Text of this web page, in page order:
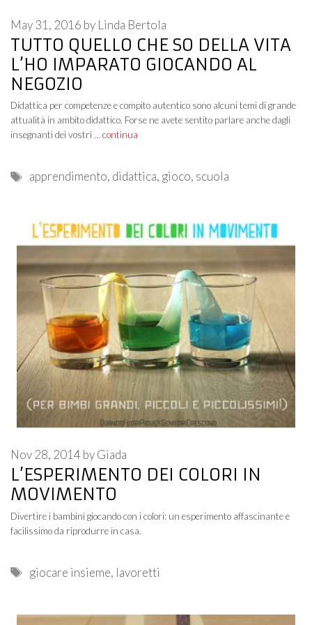
TUTTO QUELLO CHE SO DELLA VITA
L’HO IMPARATO GIOCANDO AL
NEGOZIO
May 31, 2016 by Linda Bertola
Didattica per competenze e compito autentico sono alcuni temi di grande
attualità in ambito didattico. Forse ne avete sentito parlare anche dagli
insegnanti dei vostri …continua
Tags
apprendimento, didattica, gioco, scuola
L’ESPERIMENTO DEI COLORI IN
MOVIMENTO
Nov 28, 2014 byGiada
Divertire i bambini giocando con i colori: un esperimento affascinante e
facilissimo da riprodurre in casa.
Tags
giocare insieme, lavoretti